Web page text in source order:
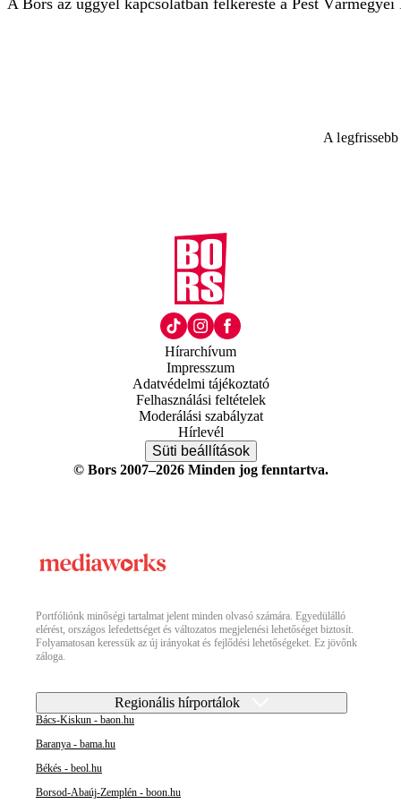
A
Hírarchívum
Impresszum
Adatvédelmi tájékoztató
Felhasználási feltételek
Moderálási szabályzat
Hírlevél
Süti beállítások
© Bors 2007–2026 Minden jog fenntartva.
Portfóliónk minőségi tartalmat jelent minden olvasó számára. Egyedülálló
elérést, országos lefedettséget és változatos megjelenési lehetőséget biztosít.
Folyamatosan keressük az új irányokat és fejlődési lehetőségeket. Ez jövőnk
záloga.
Regionális hírportálok
Bács-Kiskun - baon.hu
Baranya - bama.hu
Békés - beol.hu
Borsod-Abaúj-Zemplén - boon.hu